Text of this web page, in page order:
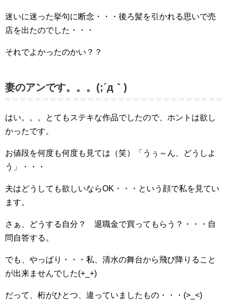
迷いに迷った挙句に断念・・・後ろ髪を引かれる思いで売
店を出たのでした・・・
それでよかったのかい？？
妻のアンです。。。(;´д｀)
はい。。。とてもステキな作品でしたので、ホントは欲し
かったです。
お値段を何度も何度も見ては（笑）「うぅ～ん、どうしよ
う」・・・
夫はどうしても欲しいならOK・・・という顔で私を見てい
ます。
さぁ、どうする自分？ 退職金で買ってもらう？・・・自
問自答する。
でも、やっぱり・・・私、清水の舞台から飛び降りること
が出来ませんでした(+_+)
だって、桁がひとつ、違っていましたもの・・・(>_<)